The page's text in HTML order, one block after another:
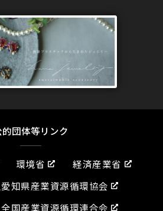
的団体等リンク
環境省
経済産業省
知県産業資源循環協会
国産業資源循環連合会